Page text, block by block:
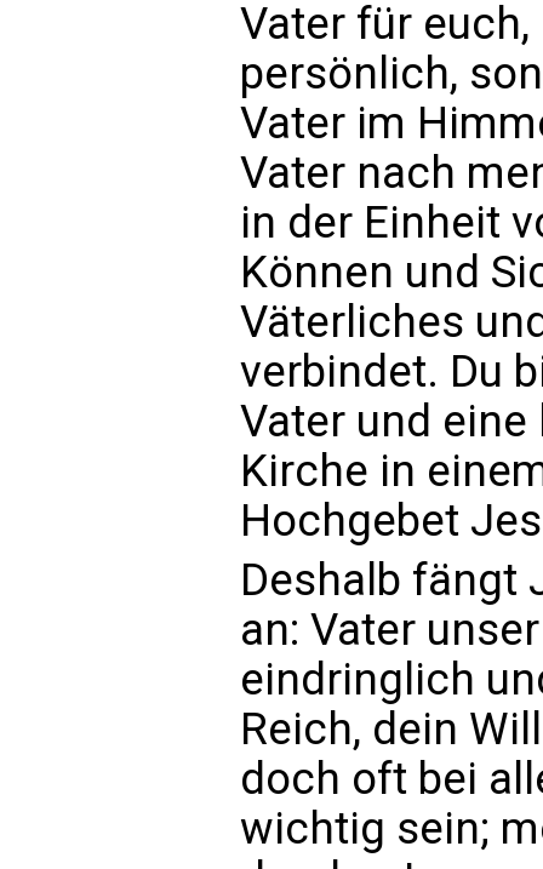
Vater für
persönlich,
Vater im
Vater nach
in der Einheit
Können und
Väterliches
verbindet. Du
Vater und eine
Kirche in
Hochgebet
Deshalb fängt
an: Vater
eindringlich
Reich, dein
doch oft bei
wichtig sein;